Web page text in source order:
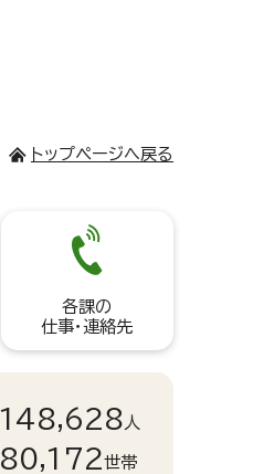
トップページへ戻る
各課の
仕事・連絡先
148,628 人
80,172世帯